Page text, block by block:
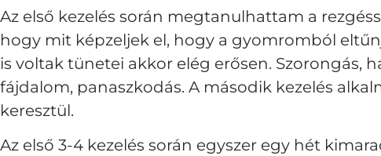
Az első kezelés során megtanulhattam a
hogy mit képzeljek el, hogy a gyomromból
is voltak tünetei akkor elég erősen. Szorongás,
fájdalom, panaszkodás. A második kezelés
keresztül.
Az első 3-4 kezelés során egyszer egy hét